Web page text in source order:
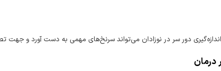
دور سر در نوزادان می‌تواند سرنخ‌های مهمی به دست آورد و جهت
درمان